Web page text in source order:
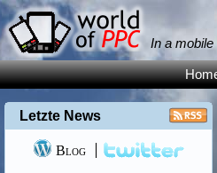
In a
Letzte News
Blog